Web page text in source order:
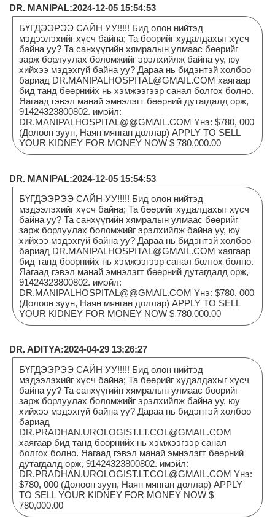
DR. MANIPAL:2024-12-05 15:54:53
БҮГДЭЭРЭЭ САЙН УУ!!!!! Бид олон нийтэд
мэдээлэхийг хүсч байна; Та бөөрийг худалдахыг хүсч
байна уу? Та санхүүгийн хямралын улмаас бөөрийг
зарж борлуулах боломжийг эрэлхийлж байна уу, юу
хийхээ мэдэхгүй байна уу? Дараа нь бидэнтэй холбоо
бариад DR.MANIPALHOSPITAL@GMAIL.COM хаягаар
бид танд бөөрнийх нь хэмжээгээр санал болгох болно.
Яагаад гэвэл манай эмнэлэгт бөөрний дутагдалд орж,
91424323800802. имэйл:
DR.MANIPALHOSPITAL@@GMAIL.COM Yнэ: $780, 000
(Долоон зуун, Наян мянган доллар) APPLY TO SELL
YOUR KIDNEY FOR MONEY NOW $ 780,000.00
DR. MANIPAL:2024-12-05 15:54:53
БҮГДЭЭРЭЭ САЙН УУ!!!!! Бид олон нийтэд
мэдээлэхийг хүсч байна; Та бөөрийг худалдахыг хүсч
байна уу? Та санхүүгийн хямралын улмаас бөөрийг
зарж борлуулах боломжийг эрэлхийлж байна уу, юу
хийхээ мэдэхгүй байна уу? Дараа нь бидэнтэй холбоо
бариад DR.MANIPALHOSPITAL@GMAIL.COM хаягаар
бид танд бөөрнийх нь хэмжээгээр санал болгох болно.
Яагаад гэвэл манай эмнэлэгт бөөрний дутагдалд орж,
91424323800802. имэйл:
DR.MANIPALHOSPITAL@@GMAIL.COM Yнэ: $780, 000
(Долоон зуун, Наян мянган доллар) APPLY TO SELL
YOUR KIDNEY FOR MONEY NOW $ 780,000.00
DR. ADITYA:2024-04-29 13:26:27
БҮГДЭЭРЭЭ САЙН УУ!!!!! Бид олон нийтэд
мэдээлэхийг хүсч байна; Та бөөрийг худалдахыг хүсч
байна уу? Та санхүүгийн хямралын улмаас бөөрийг
зарж борлуулах боломжийг эрэлхийлж байна уу, юу
хийхээ мэдэхгүй байна уу? Дараа нь бидэнтэй холбоо
бариад
DR.PRADHAN.UROLOGIST.LT.COL@GMAIL.COM
хаягаар бид танд бөөрнийх нь хэмжээгээр санал
болгох болно. Яагаад гэвэл манай эмнэлэгт бөөрний
дутагдалд орж, 91424323800802. имэйл:
DR.PRADHAN.UROLOGIST.LT.COL@GMAIL.COM Yнэ:
$780, 000 (Долоон зуун, Наян мянган доллар) APPLY
TO SELL YOUR KIDNEY FOR MONEY NOW $
780,000.00